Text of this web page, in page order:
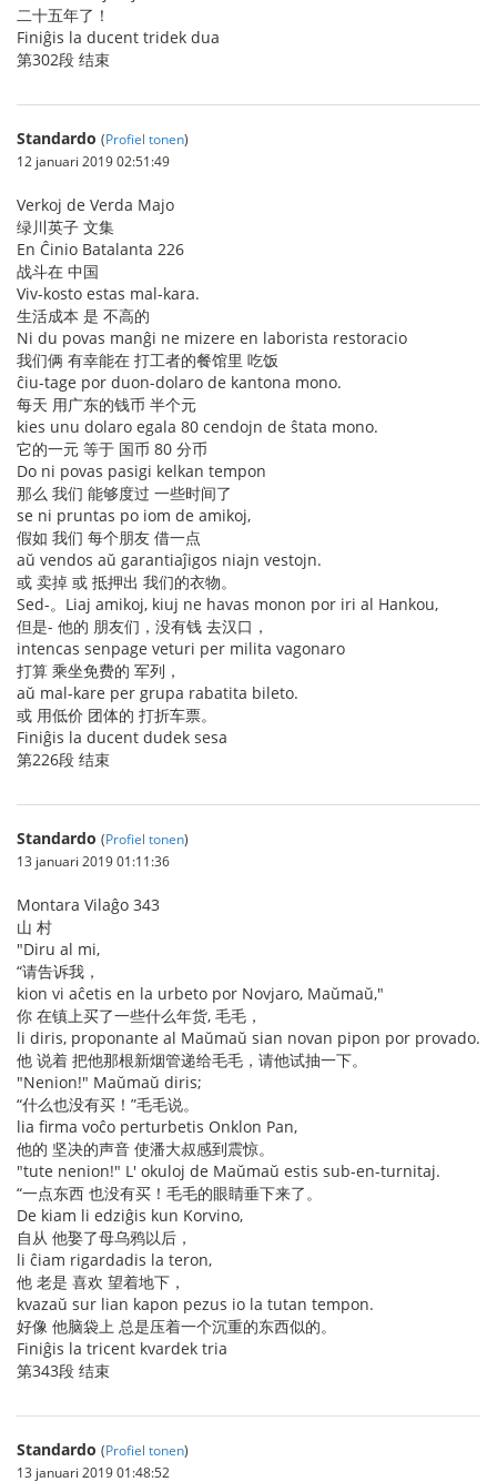
二十五年了！
Finiĝis la ducent tridek dua
第302段 结束
Standardo (Profiel tonen)
12 januari 2019 02:51:49
Verkoj de Verda Majo
绿川英子 文集
En Ĉinio Batalanta 226
战斗在 中国
Viv-kosto estas mal-kara.
生活成本 是 不高的
Ni du povas manĝi ne mizere en laborista restoracio
我们俩 有幸能在 打工者的餐馆里 吃饭
ĉiu-tage por duon-dolaro de kantona mono.
每天 用广东的钱币 半个元
kies unu dolaro egala 80 cendojn de ŝtata mono.
它的一元 等于 国币 80 分币
Do ni povas pasigi kelkan tempon
那么 我们 能够度过 一些时间了
se ni pruntas po iom de amikoj,
假如 我们 每个朋友 借一点
aŭ vendos aŭ garantiaĵigos niajn vestojn.
或 卖掉 或 抵押出 我们的衣物。
Sed-。Liaj amikoj, kiuj ne havas monon por iri al Hankou,
但是- 他的 朋友们，没有钱 去汉口，
intencas senpage veturi per milita vagonaro
打算 乘坐免费的 军列，
aŭ mal-kare per grupa rabatita bileto.
或 用低价 团体的 打折车票。
Finiĝis la ducent dudek sesa
第226段 结束
Standardo (Profiel tonen)
13 januari 2019 01:11:36
Montara Vilaĝo 343
山 村
"Diru al mi,
“请告诉我，
kion vi aĉetis en la urbeto por Novjaro, Maŭmaŭ,"
你 在镇上买了一些什么年货, 毛毛，
li diris, proponante al Maŭmaŭ sian novan pipon por provado.
他 说着 把他那根新烟管递给毛毛，请他试抽一下。
"Nenion!" Maŭmaŭ diris;
“什么也没有买！”毛毛说。
lia firma voĉo perturbetis Onklon Pan,
他的 坚决的声音 使潘大叔感到震惊。
"tute nenion!" L' okuloj de Maŭmaŭ estis sub-en-turnitaj.
“一点东西 也没有买！毛毛的眼睛垂下来了。
De kiam li edziĝis kun Korvino,
自从 他娶了母乌鸦以后，
li ĉiam rigardadis la teron,
他 老是 喜欢 望着地下，
kvazaŭ sur lian kapon pezus io la tutan tempon.
好像 他脑袋上 总是压着一个沉重的东西似的。
Finiĝis la tricent kvardek tria
第343段 结束
Standardo (Profiel tonen)
13 januari 2019 01:48:52